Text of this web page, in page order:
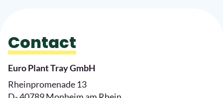
Contact
Euro Plant Tray GmbH
Rheinpromenade 13